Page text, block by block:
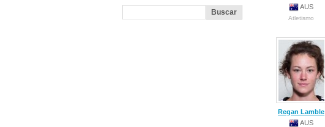
AUS
Atletismo
Regan Lamble
AUS